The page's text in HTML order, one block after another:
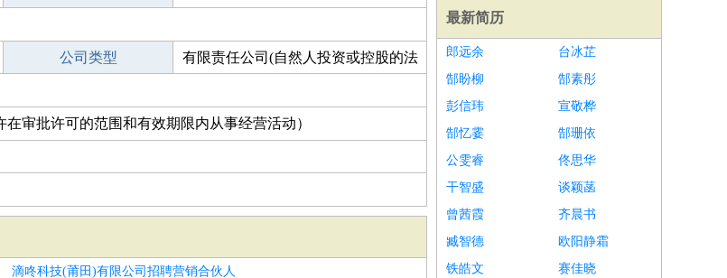
公司类型 有限责任公司(自然人投资或控股的法
审批许可的范围和有效期限内从事经营活动）
滴咚科技(莆田)有限公司招聘营销合伙人
最新简历
郎远余
台冰芷
郜盼柳
郜素彤
彭信玮
宣敬桦
郜忆霎
郜珊依
公雯睿
佟思华
干智盛
谈颖菡
曾茜霞
齐晨书
臧智德
欧阳静霜
铁皓文
赛佳晓